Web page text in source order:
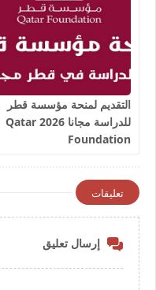
التقديم لمنحة مؤسسة قطر
للدراسة مجانا 2026 Qatar
Foundation
تعليقات
إرسال تعليق